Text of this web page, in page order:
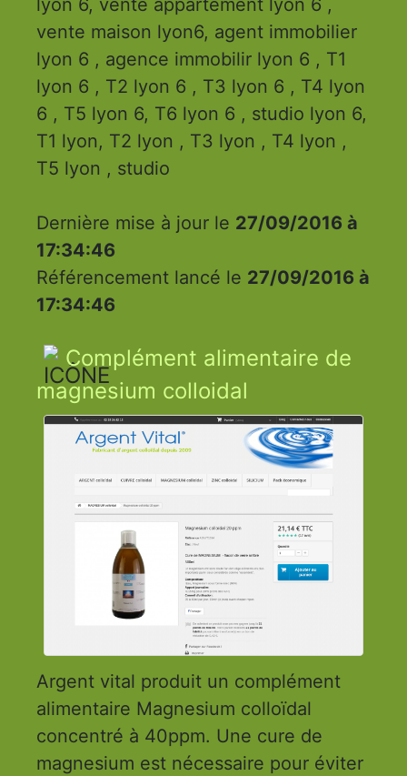
lyon 6, vente appartement lyon 6 ,
vente maison lyon6, agent immobilier
lyon 6 , agence immobilir lyon 6 , T1
lyon 6 , T2 lyon 6 , T3 lyon 6 , T4 lyon
6 , T5 lyon 6, T6 lyon 6 , studio lyon 6,
T1 lyon, T2 lyon , T3 lyon , T4 lyon ,
T5 lyon , studio
Dernière mise à jour le 27/09/2016 à
17:34:46
Référencement lancé le 27/09/2016 à
17:34:46
Complément alimentaire de
magnesium colloidal
Argent vital produit un complément
alimentaire Magnesium colloïdal
concentré à 40ppm. Une cure de
magnesium est nécessaire pour éviter